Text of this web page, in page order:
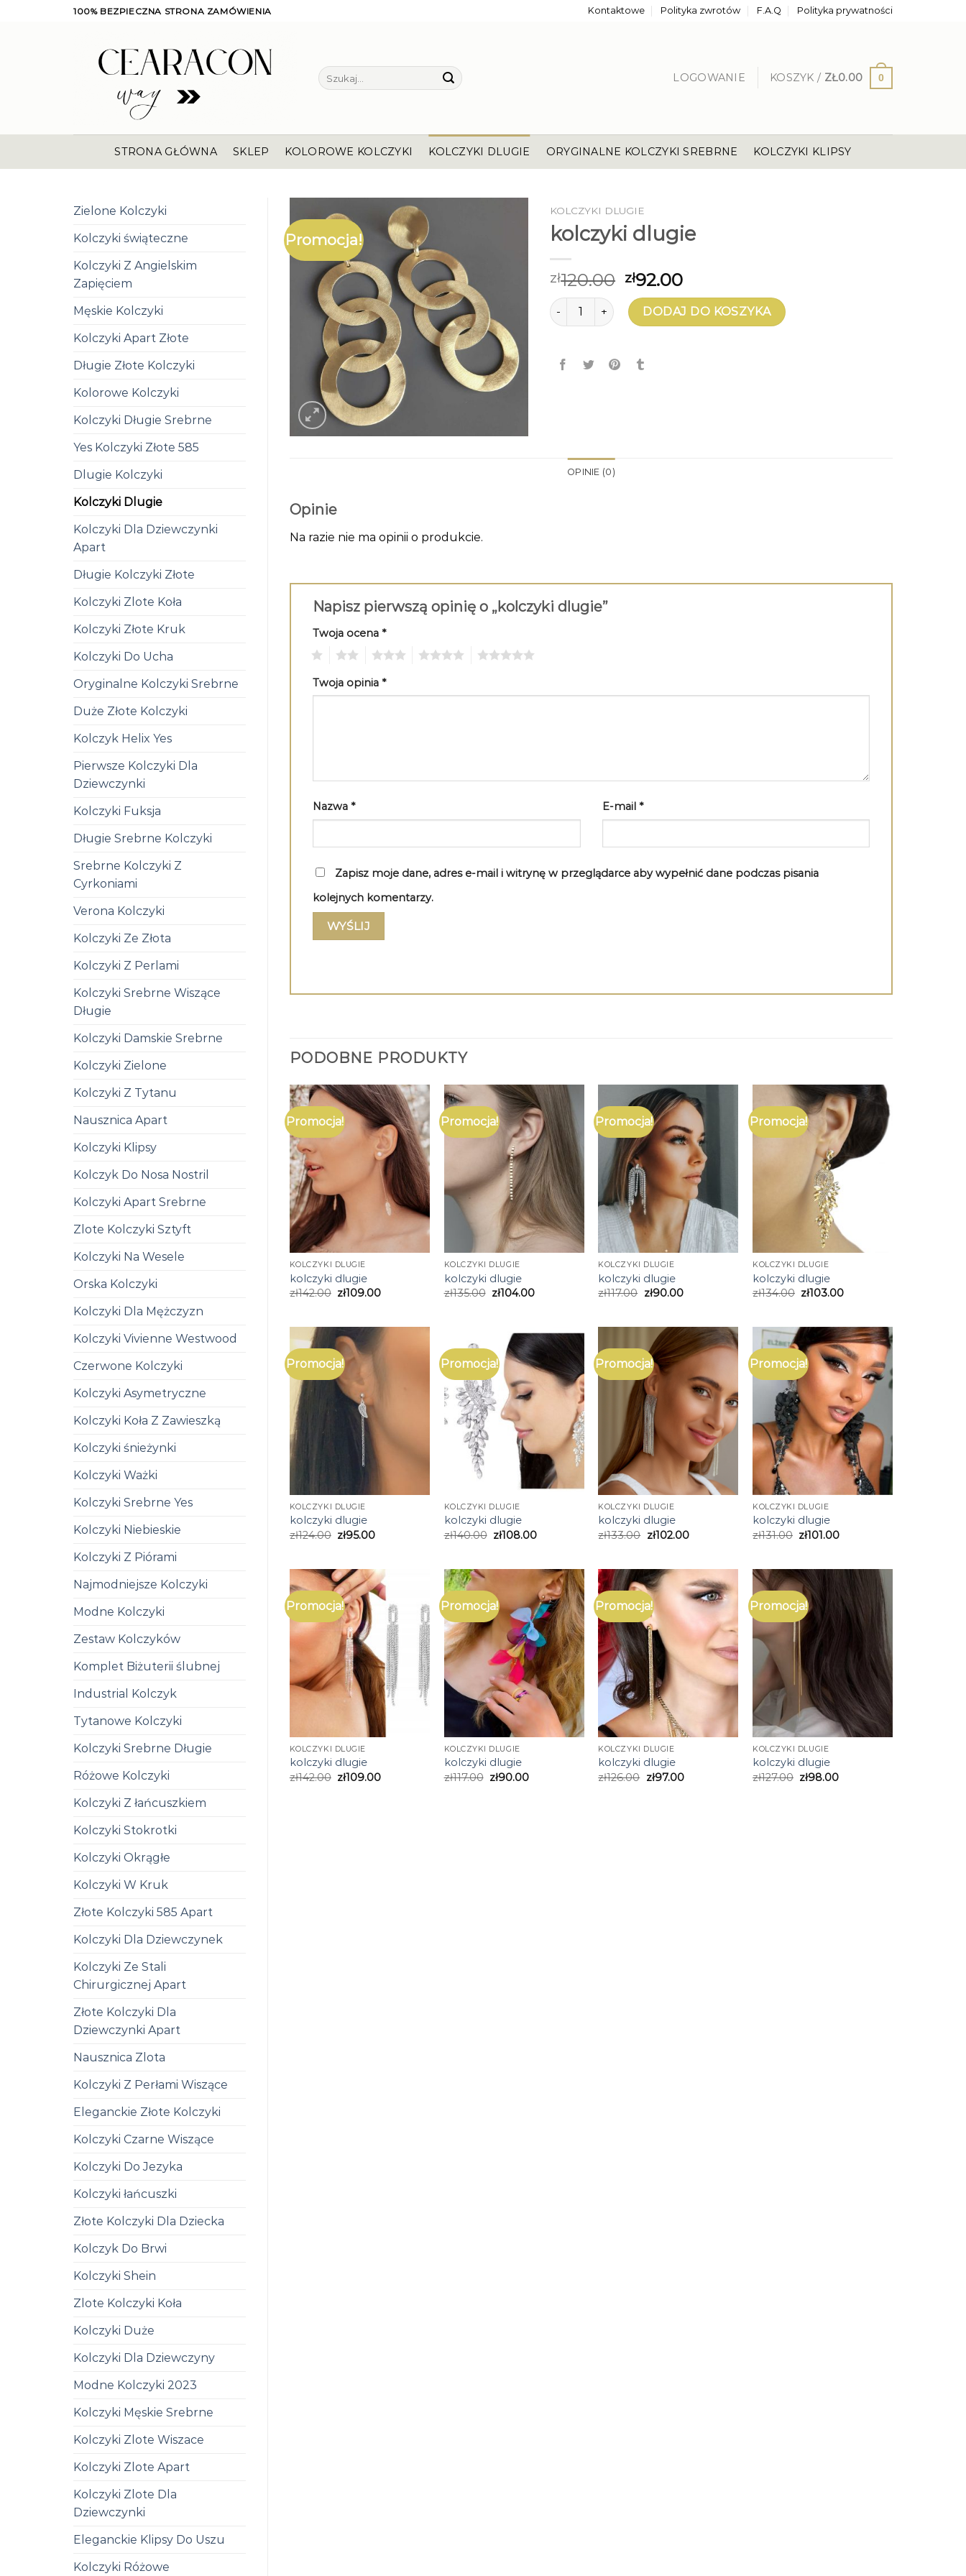
100% BEZPIECZNA STRONA ZAMÓWIENIA Kontaktowe Polityka zwrotów F.A.Q Polityka prywatności
Szukaj: LOGOWANIE KOSZYK / ZŁ0.00 0
STRONA GŁÓWNA SKLEP KOLOROWE KOLCZYKI KOLCZYKI DLUGIE ORYGINALNE KOLCZYKI SREBRNE KOLCZYKI KLIPSY
Zielone Kolczyki
Kolczyki świąteczne
Kolczyki Z Angielskim
Zapięciem
Męskie Kolczyki
Kolczyki Apart Złote
Długie Złote Kolczyki
Kolorowe Kolczyki
Kolczyki Długie Srebrne
Yes Kolczyki Złote 585
Dlugie Kolczyki
Kolczyki Dlugie
Kolczyki Dla Dziewczynki
Apart
Długie Kolczyki Złote
Kolczyki Zlote Koła
Kolczyki Złote Kruk
Kolczyki Do Ucha
Oryginalne Kolczyki Srebrne
Duże Złote Kolczyki
Kolczyk Helix Yes
Pierwsze Kolczyki Dla
Dziewczynki
Kolczyki Fuksja
Długie Srebrne Kolczyki
Srebrne Kolczyki Z
Cyrkoniami
Verona Kolczyki
Kolczyki Ze Złota
Kolczyki Z Perlami
Kolczyki Srebrne Wiszące
Długie
Kolczyki Damskie Srebrne
Kolczyki Zielone
Kolczyki Z Tytanu
Nausznica Apart
Kolczyki Klipsy
Kolczyk Do Nosa Nostril
Kolczyki Apart Srebrne
Zlote Kolczyki Sztyft
Kolczyki Na Wesele
Orska Kolczyki
Kolczyki Dla Mężczyzn
Kolczyki Vivienne Westwood
Czerwone Kolczyki
Kolczyki Asymetryczne
Kolczyki Koła Z Zawieszką
Kolczyki śnieżynki
Kolczyki Ważki
Kolczyki Srebrne Yes
Kolczyki Niebieskie
Kolczyki Z Piórami
Najmodniejsze Kolczyki
Modne Kolczyki
Zestaw Kolczyków
Komplet Biżuterii ślubnej
Industrial Kolczyk
Tytanowe Kolczyki
Kolczyki Srebrne Długie
Różowe Kolczyki
Kolczyki Z łańcuszkiem
Kolczyki Stokrotki
Kolczyki Okrągłe
Kolczyki W Kruk
Złote Kolczyki 585 Apart
Kolczyki Dla Dziewczynek
Kolczyki Ze Stali
Chirurgicznej Apart
Złote Kolczyki Dla
Dziewczynki Apart
Nausznica Zlota
Kolczyki Z Perłami Wiszące
Eleganckie Złote Kolczyki
Kolczyki Czarne Wiszące
Kolczyki Do Jezyka
Kolczyki łańcuszki
Złote Kolczyki Dla Dziecka
Kolczyk Do Brwi
Kolczyki Shein
Zlote Kolczyki Koła
Kolczyki Duże
Kolczyki Dla Dziewczyny
Modne Kolczyki 2023
Kolczyki Męskie Srebrne
Kolczyki Zlote Wiszace
Kolczyki Zlote Apart
Kolczyki Zlote Dla
Dziewczynki
Eleganckie Klipsy Do Uszu
Kolczyki Różowe
Promocja!
KOLCZYKI DLUGIE
kolczyki dlugie
zł120.00 zł92.00
ilość kolczyki dlugieDODAJ DO KOSZYKA
OPINIE (0)
Opinie
Na razie nie ma opinii o produkcie.
Napisz pierwszą opinię o „kolczyki dlugie”
Twoja ocena *
Twoja opinia *
Nazwa * E-mail *
Zapisz moje dane, adres e-mail i witrynę w przeglądarce aby wypełnić dane podczas pisania
kolejnych komentarzy.
PODOBNE PRODUKTY
Promocja!
KOLCZYKI DLUGIE
kolczyki dlugie
zł142.00 zł109.00
Promocja!
KOLCZYKI DLUGIE
kolczyki dlugie
zł135.00 zł104.00
Promocja!
KOLCZYKI DLUGIE
kolczyki dlugie
zł117.00 zł90.00
Promocja!
KOLCZYKI DLUGIE
kolczyki dlugie
zł134.00 zł103.00
Promocja!
KOLCZYKI DLUGIE
kolczyki dlugie
zł124.00 zł95.00
Promocja!
KOLCZYKI DLUGIE
kolczyki dlugie
zł140.00 zł108.00
Promocja!
KOLCZYKI DLUGIE
kolczyki dlugie
zł133.00 zł102.00
Promocja!
KOLCZYKI DLUGIE
kolczyki dlugie
zł131.00 zł101.00
Promocja!
KOLCZYKI DLUGIE
kolczyki dlugie
zł142.00 zł109.00
Promocja!
KOLCZYKI DLUGIE
kolczyki dlugie
zł117.00 zł90.00
Promocja!
KOLCZYKI DLUGIE
kolczyki dlugie
zł126.00 zł97.00
Promocja!
KOLCZYKI DLUGIE
kolczyki dlugie
zł127.00 zł98.00